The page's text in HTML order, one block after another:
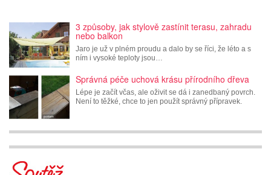
3 způsoby, jak stylově zastínit terasu, zahradu
nebo balkon
Jaro je už v plném proudu a dalo by se říci, že léto a s
ním i vysoké teploty jsou…
Správná péče uchová krásu přírodního dřeva
Lépe je začít včas, ale oživit se dá i zanedbaný povrch.
Není to těžké, chce to jen použít správný přípravek.